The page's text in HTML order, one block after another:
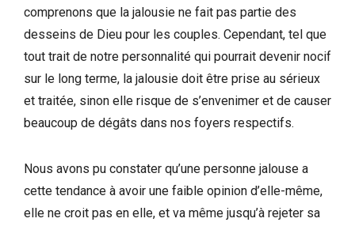
comprenons que la jalousie ne fait pas partie des
desseins de Dieu pour les couples. Cependant, tel que
tout trait de notre personnalité qui pourrait devenir nocif
sur le long terme, la jalousie doit être prise au sérieux
et traitée, sinon elle risque de s’envenimer et de causer
beaucoup de dégâts dans nos foyers respectifs.
Nous avons pu constater qu’une personne jalouse a
cette tendance à avoir une faible opinion d’elle-même,
elle ne croit pas en elle, et va même jusqu’à rejeter sa